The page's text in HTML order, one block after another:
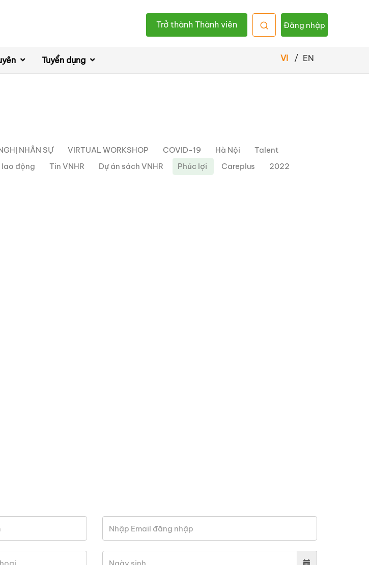
Trở thành Thành viên Đăng nhập
Tuyển dụng VI / EN
NHÂN SỰ VIRTUAL WORKSHOP COVID-19 Hà Nội
Talent
lao động Tin VNHR Dự án sách VNHR Phúc lợi Careplus
2022